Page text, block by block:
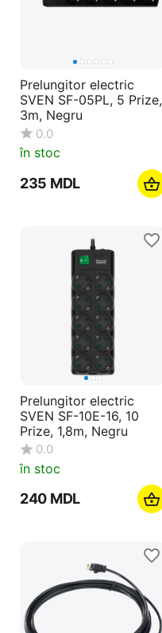
Prelungitor electric
SVEN SF-05PL, 5 Prize,
3m, Negru
0.0
în stoc
‍235‍ MDL
Prelungitor electric
SVEN SF-10E-16, 10
Prize, 1,8m, Negru
0.0
în stoc
‍240‍ MDL